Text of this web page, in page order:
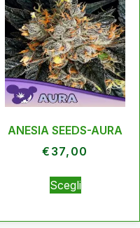
ANESIA SEEDS-AURA
€ 37,00
Scegli